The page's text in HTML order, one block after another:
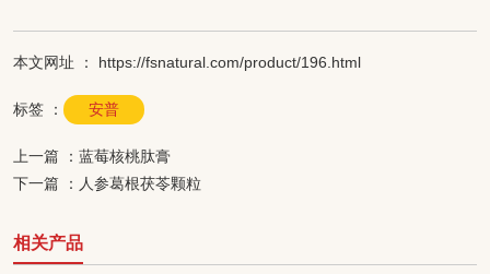
本文网址 ： https://fsnatural.com/product/196.html
标签 ： 安普
上一篇 ： 蓝莓核桃肽膏
下一篇 ： 人参葛根茯苓颗粒
相关产品